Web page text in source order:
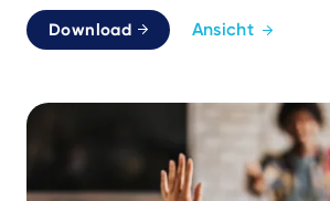
Download Ansicht